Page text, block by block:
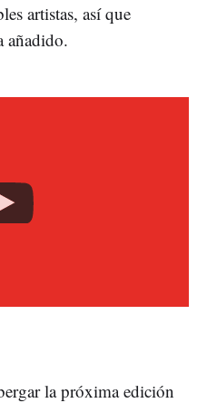
artistas, así que
añadido.
la próxima edición